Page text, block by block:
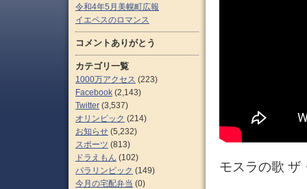
モスラの歌 ザ
令和4年5月美幌町広報
イエペスのロマンス
コメントありがとう
カテゴリ一覧
1000万アクセス (223)
Facebook (2,143)
Twitter (3,537)
オリンピック (214)
お知らせ (5,232)
スポーツ (813)
ドラえもん (102)
パラリンピック (149)
今月の宅配弁当 (0)